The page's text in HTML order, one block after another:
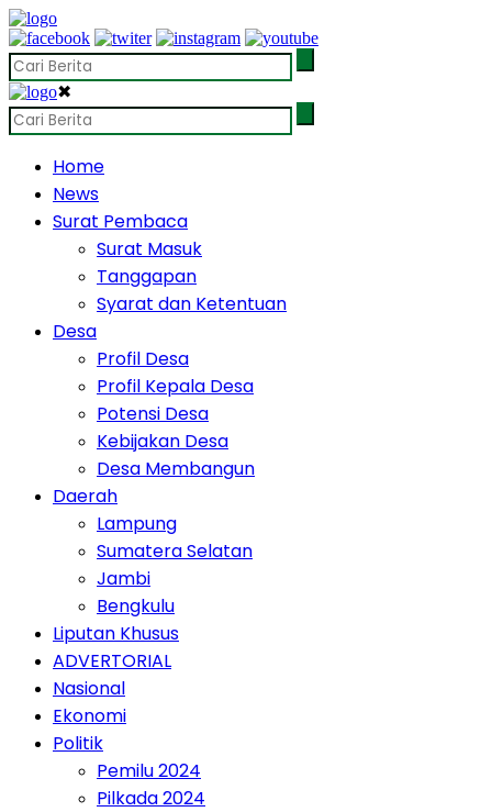
✖
Home
News
Surat Pembaca
Surat Masuk
Tanggapan
Syarat dan Ketentuan
Desa
Profil Desa
Profil Kepala Desa
Potensi Desa
Kebijakan Desa
Desa Membangun
Daerah
Lampung
Sumatera Selatan
Jambi
Bengkulu
Liputan Khusus
ADVERTORIAL
Nasional
Ekonomi
Politik
Pemilu 2024
Pilkada 2024